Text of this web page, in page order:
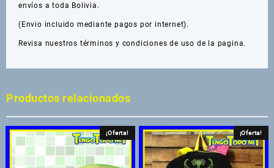
envíos a toda Bolivia.
(Envio incluido mediante pagos por internet).
Revisa nuestros términos y condiciones de uso de la pagina.
Productos relacionados
¡Oferta! ¡Oferta!